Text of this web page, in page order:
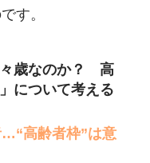
す。
々歳なのか？ 高
について考える
高齢者枠”は意